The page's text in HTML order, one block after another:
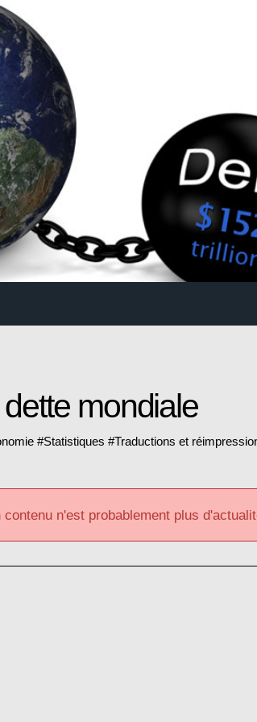
mondiale
#Statistiques #Traductions et
n'est probablement plus